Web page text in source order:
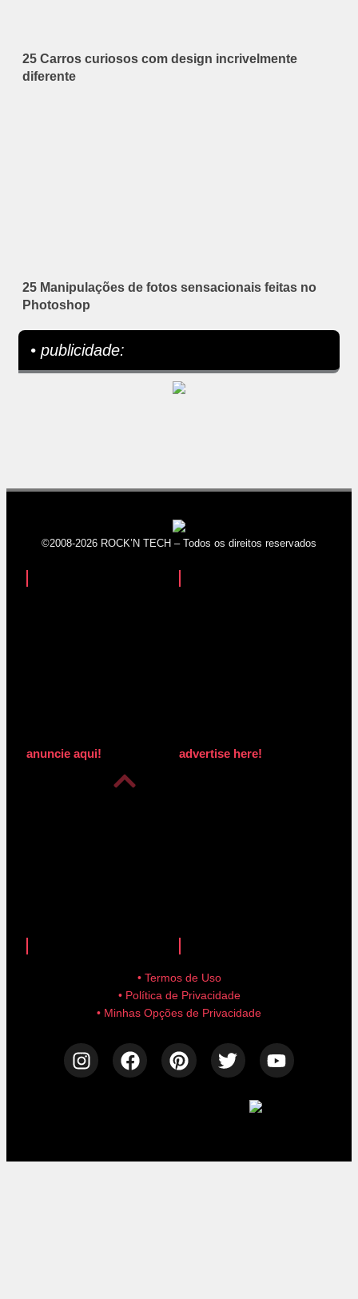
25 Carros curiosos com design incrivelmente
diferente
25 Manipulações de fotos sensacionais feitas no
Photoshop
• publicidade:
©2008-2026 ROCK’N TECH – Todos os direitos reservados
anuncie aqui! advertise here!
• Termos de Uso
• Política de Privacidade
• Minhas Opções de Privacidade